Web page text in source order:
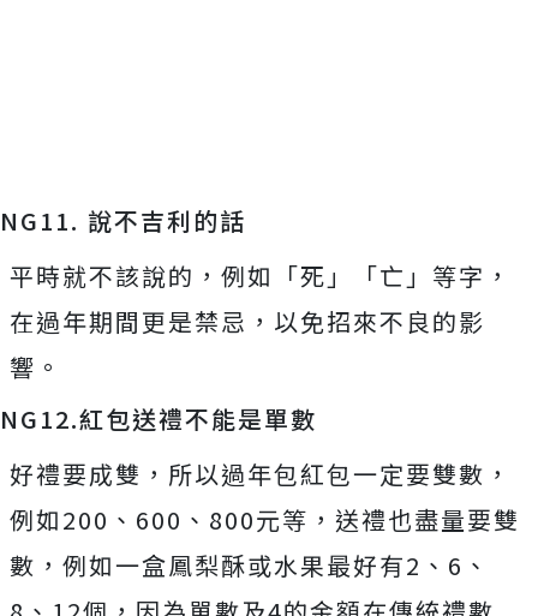
NG11. 說不吉利的話
平時就不該說的，例如「死」「亡」等字，
在過年期間更是禁忌，以免招來不良的影
響。
NG12.紅包送禮不能是單數
好禮要成雙，所以過年包紅包一定要雙數，
例如200、600、800元等，送禮也盡量要雙
數，例如一盒鳳梨酥或水果最好有2、6、